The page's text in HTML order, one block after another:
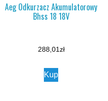
Aeg Odkurzacz Akumulatorowy
Bhss 18 18V
288,01 zł
Kup